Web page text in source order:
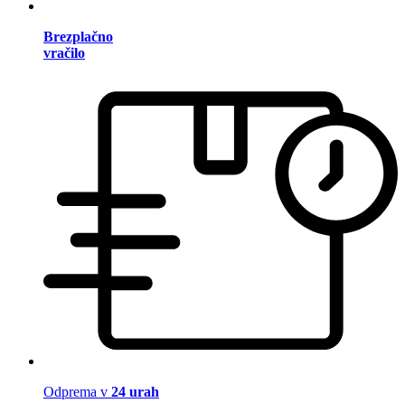
Brezplačno
vračilo
Odprema v 24 urah